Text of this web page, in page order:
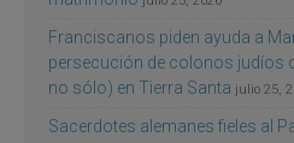
Franciscanos piden ayuda a
persecución de colonos judíos
no sólo) en Tierra Santa julio 25,
Sacerdotes alemanes fieles al